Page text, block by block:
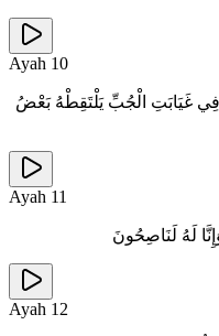
Ayah 10
فِي غَيَابَتِ الْجُبِّ يَلْتَقِطْهُ بَعْضُ
Ayah 11
لَهُ لَنَاصِحُونَ
Ayah 12